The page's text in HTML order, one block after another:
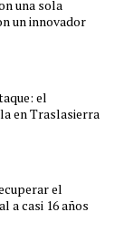
una sola
un innovador
el
en Traslasierra
el
a casi 16 años